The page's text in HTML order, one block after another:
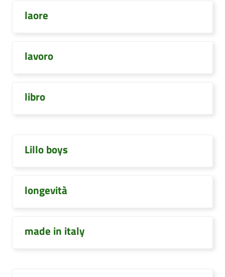
laore
lavoro
libro
Lillo boys
longevità
made in italy